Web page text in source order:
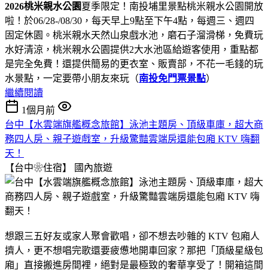
2026桃米親水公園夏季限定！南投埔里景點桃米親水公園開放
啦！於06/28-/08/30，每天早上9點至下午4點，每週三、週四
固定休園。桃米親水天然山泉戲水池，磨石子溜滑梯，免費玩
水好清涼，桃米親水公園提供2大水池區給遊客使用，重點都
是完全免費！還提供簡易的更衣室、販賣部，不花一毛錢的玩
水景點，一定要帶小朋友來玩（南投免門票景點）
繼續閱讀
1個月前
台中【水雲端旗艦概念旅館】泳池主題房、頂級車庫，超大商
務四人房、親子遊戲室，升級驚豔雲端房還能包廂 KTV 嗨翻
天！
【台中❀住宿】
國內旅遊
想跟三五好友或家人聚會歡唱，卻不想去吵雜的 KTV 包廂人
擠人，更不想唱完歌還要疲憊地開車回家？那把「頂級星級包
廂」直接搬進房間裡，絕對是最極致的奢華享受了！開箱這間